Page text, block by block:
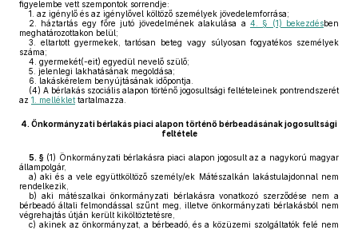
figyelembe vett szempontok sorrendje:
1. az igénylő és az igénylővel költöző személyek jövedelemforrása;
2.
háztartás egy főre jutó jövedelmének alakulása a 4. § (1) bekezdésben
meghatározottakon belül;
3.
eltartott gyermekek, tartósan beteg vagy súlyosan fogyatékos személyek
száma;
4. gyermekét(-eit) egyedül nevelő szülő;
5. jelenlegi lakhatásának megoldása;
6.
lakáskérelem benyújtásának időpontja.
(4) A bérlakás szociális alapon történő jogosultsági feltételeinek pontrendszerét
az 1. melléklet tartalmazza.
4. Önkormányzati bérlakás piaci alapon történő bérbeadásának jogosultsági
feltétele
5. § (1) Önkormányzati bérlakásra piaci alapon jogosult az a nagykorú magyar
állampolgár,
a) aki és a vele együttköltöző személy/ek Mátészalkán lakástulajdonnal nem
rendelkezik,
b) aki mátészalkai önkormányzati bérlakásra vonatkozó szerződése nem a
bérbeadó általi felmondással szűnt meg, illetve önkormányzati bérlakásból nem
végrehajtás útján került kiköltöztetésre,
c) akinek az önkormányzat, a bérbeadó, és a közüzemi szolgáltatók felé nem